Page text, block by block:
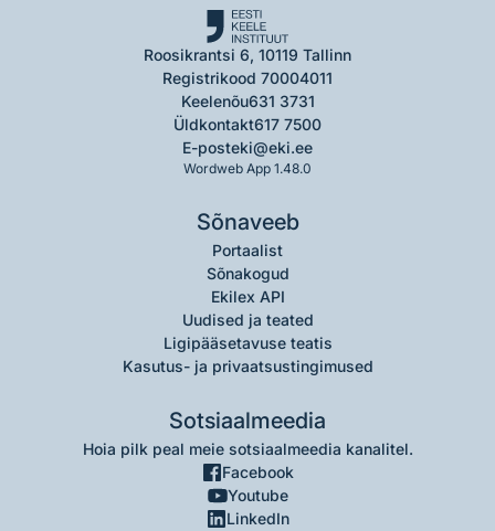
Roosikrantsi 6, 10119 Tallinn
Registrikood 70004011
Keelenõu631 3731
Üldkontakt617 7500
E-posteki@eki.ee
Wordweb App 1.48.0
Sõnaveeb
Portaalist
Sõnakogud
Ekilex API
Uudised ja teated
Ligipääsetavuse teatis
Kasutus- ja privaatsustingimused
Sotsiaalmeedia
Hoia pilk peal meie sotsiaalmeedia kanalitel.
Facebook
Youtube
LinkedIn